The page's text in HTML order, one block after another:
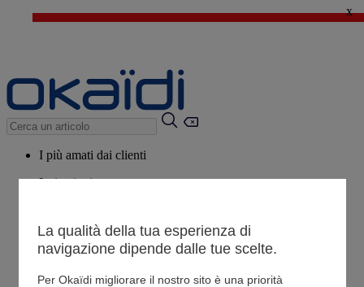
🔥SALDI : Ancora più prodotti fino al -60%*>
x
I più amati dai clienti
Ispirazioni
Potrebbero piacerti anche
Tutti i prodotti
La qualità della tua esperienza di
navigazione dipende dalle tue scelte.
Per Okaïdi migliorare il nostro sito è una priorità